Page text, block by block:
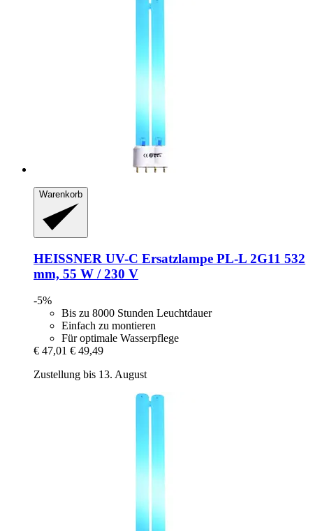
Warenkorb
HEISSNER UV-​C Ersatzlampe PL-​L 2G11 532
mm, 55 W / 230 V
-5%
Bis zu 8000 Stunden Leuchtdauer
Einfach zu montieren
Für optimale Wasserpflege
€ 47,01 € 49,49
Zustellung bis 13. August